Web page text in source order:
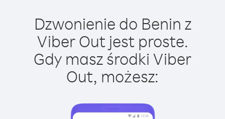
Dzwonienie do Benin z
Viber Out jest proste.
Gdy masz środki Viber
Out, możesz: